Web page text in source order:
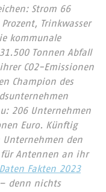
Strom 66
Trinkwasser
kommunale
Tonnen Abfall
CO2-Emissionen
Champion des
206 Unternehmen
Euro. Künftig
Unternehmen den
für Antennen an ihr
Fakten 2023
denn nichts